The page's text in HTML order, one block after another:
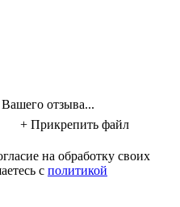
Вашего отзыва...
+ Прикрепить файл
на обработку своих
с политикой